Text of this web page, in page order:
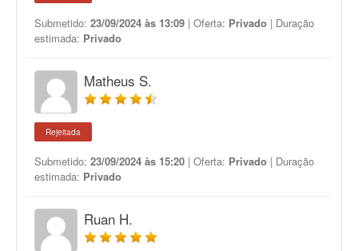
Submetido: 23/09/2024 às 13:09 | Oferta: Privado | Duração
estimada: Privado
Matheus S.
Rejeitada
Submetido: 23/09/2024 às 15:20 | Oferta: Privado | Duração
estimada: Privado
Ruan H.